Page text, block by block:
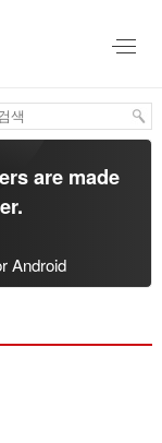
are made
.
Android